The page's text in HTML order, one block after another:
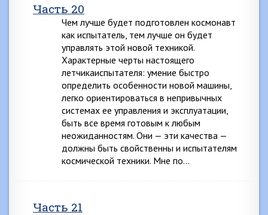
Часть 20
Чем лучше будет подготовлен космонавт
как испытатель, тем лучше он будет
управлять этой новой техникой.
Характерные черты настоящего
летчикаиспытателя: умение быстро
определить особенности новой машины,
легко ориентироваться в непривычных
системах ее управления и эксплуатации,
быть все время готовым к любым
неожиданностям. Они — эти качества —
должны быть свойственны и испытателям
космической техники. Мне по…
Часть 21